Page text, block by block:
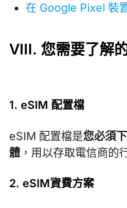
在 Google Pixel 裝
VIII. 您需要了解
1. eSIM 配置檔
eSIM 配置檔是您必須
體 ，用以存取電信商的
2. eSIM資費方案